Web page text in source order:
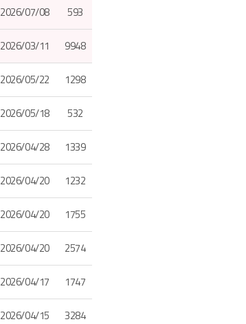
2026/07/08 593
2026/03/11 9948
2026/05/22 1298
2026/05/18 532
2026/04/28 1339
2026/04/20 1232
2026/04/20 1755
2026/04/20 2574
2026/04/17 1747
2026/04/15 3284